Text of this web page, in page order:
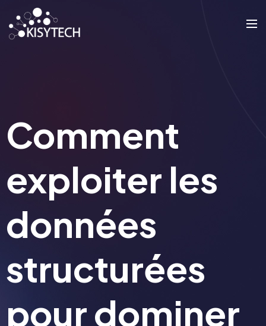
Comment
exploiter les
données
structurées
pour dominer